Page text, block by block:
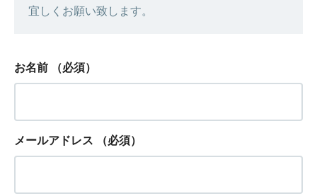
宜しくお願い致します。
お名前 （必須）
メールアドレス （必須）